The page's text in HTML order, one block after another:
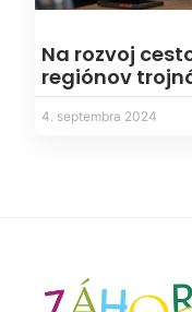
Na rozvoj
regiónov
4. septembra 2024